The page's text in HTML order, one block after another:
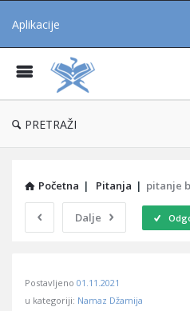
Aplikacije
PRETRAŽI
Početna | Pitanja | pitanje
Dalje
Učene
Postavljeno 01.11.2021
u kategoriji: Namaz Džamija